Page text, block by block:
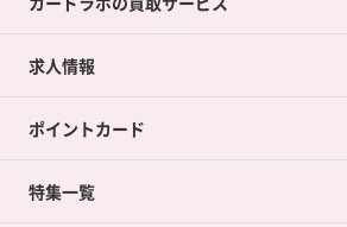
カードラボの買取サービスTOP
店舗買取について
ネット買取について
求人情報
ポイントカード
ポイントカードTOP
特集一覧